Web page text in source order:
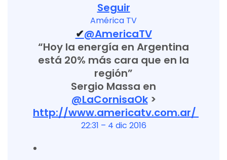
Seguir
América TV
✔@AmericaTV
“Hoy la energía en Argentina
está 20% más cara que en la
región”
Sergio Massa en
@LaCornisaOk>
http://www.americatv.com.ar/
22:31 – 4 dic 2016